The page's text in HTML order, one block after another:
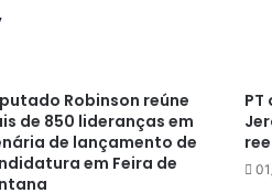
Robinson reúne
de 850 lideranças em
de lançamento de
em Feira de